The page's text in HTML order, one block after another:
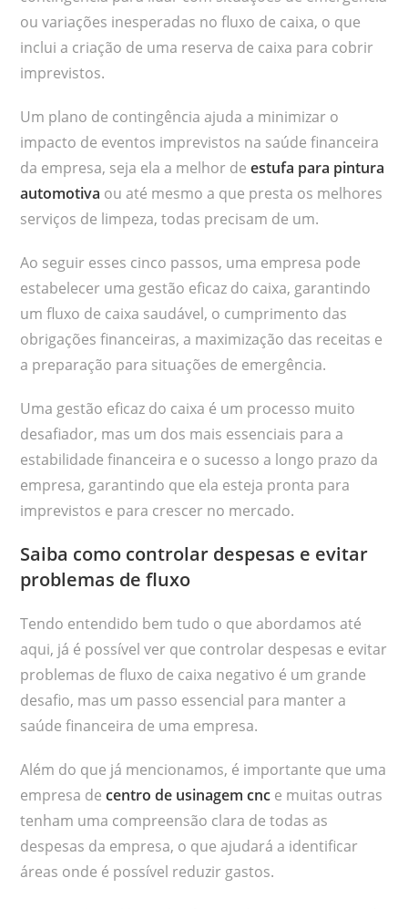
ou variações inesperadas no fluxo de caixa, o que
inclui a criação de uma reserva de caixa para cobrir
imprevistos.
Um plano de contingência ajuda a minimizar o
impacto de eventos imprevistos na saúde financeira
da empresa, seja ela a melhor de estufa para pintura
automotiva ou até mesmo a que presta os melhores
serviços de limpeza, todas precisam de um.
Ao seguir esses cinco passos, uma empresa pode
estabelecer uma gestão eficaz do caixa, garantindo
um fluxo de caixa saudável, o cumprimento das
obrigações financeiras, a maximização das receitas e
a preparação para situações de emergência.
Uma gestão eficaz do caixa é um processo muito
desafiador, mas um dos mais essenciais para a
estabilidade financeira e o sucesso a longo prazo da
empresa, garantindo que ela esteja pronta para
imprevistos e para crescer no mercado.
Saiba como controlar despesas e evitar
problemas de fluxo
Tendo entendido bem tudo o que abordamos até
aqui, já é possível ver que controlar despesas e evitar
problemas de fluxo de caixa negativo é um grande
desafio, mas um passo essencial para manter a
saúde financeira de uma empresa.
Além do que já mencionamos, é importante que uma
empresa decentro de usinagem cnc e muitas outras
tenham uma compreensão clara de todas as
despesas da empresa, o que ajudará a identificar
áreas onde é possível reduzir gastos.